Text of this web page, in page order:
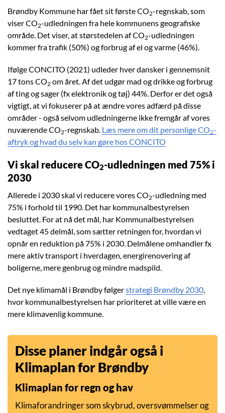
Brøndby Kommune har fået sit første CO2-regnskab, som
viser CO2-udledningen fra hele kommunens geografiske
område. Det viser, at størstedelen af CO2-udledningen
kommer fra trafik (50%) og forbrug af el og varme (46%).
Ifølge CONCITO (2021) udleder hver dansker i gennemsnit
17 tons CO2 om året. Af det udgør mad og drikke og forbrug
af ting og sager (fx elektronik og tøj) 44%. Derfor er det også
vigtigt, at vi fokuserer på at ændre vores adfærd på disse
områder - også selvom udledningerne ikke fremgår af vores
nuværende CO2-regnskab. Læs mere om dit personlige CO2-
aftryk og hvad du selv kan gøre hos CONCITO
Vi skal reducere CO2-udledningen med 75% i
2030
Allerede i 2030 skal vi reducere vores CO2-udledning med
75% i forhold til 1990. Det har kommunalbestyrelsen
besluttet. For at nå det mål, har Kommunalbestyrelsen
vedtaget 45 delmål, som sætter retningen for, hvordan vi
opnår en reduktion på 75% i 2030. Delmålene omhandler fx
mere aktiv transport i hverdagen, energirenovering af
boligerne, mere genbrug og mindre madspild.
Det nye klimamål i Brøndby følgerstrategi Brøndby 2030
hvor kommunalbestyrelsen har prioriteret at ville være en
mere klimavenlig kommune.
Disse planer indgår også i
Klimaplan for Brøndby
Klimaplan for regn og hav
Klimaforandringer som skybrud, oversvømmelser og